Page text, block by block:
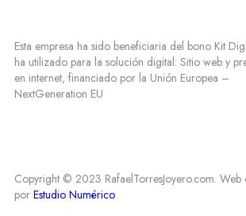
Esta empresa ha sido beneficiaria del bono Kit
ha utilizado para la solución digital: Sitio web y
en internet, financiado por la Unión Europea –
NextGeneration EU
Copyright © 2023 RafaelTorresJoyero.com. Web
por Estudio Numérico